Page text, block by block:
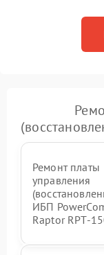
Повреждение
защиты от
перенапряжения
Ремонт платы
управления
ИБП
Raptor RPT-